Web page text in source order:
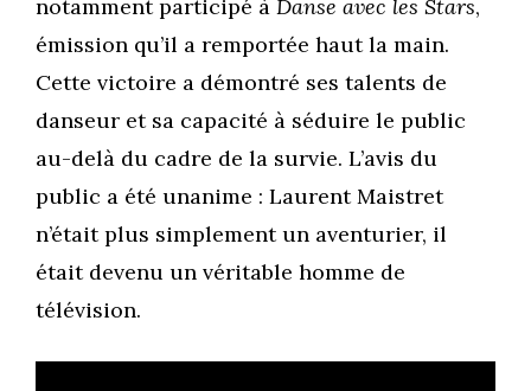
notamment participé à Danse avec les Stars,
émission qu’il a remportée haut la main.
Cette victoire a démontré ses talents de
danseur et sa capacité à séduire le public
au-delà du cadre de la survie. L’avis du
public a été unanime : Laurent Maistret
n’était plus simplement un aventurier, il
était devenu un véritable homme de
télévision.